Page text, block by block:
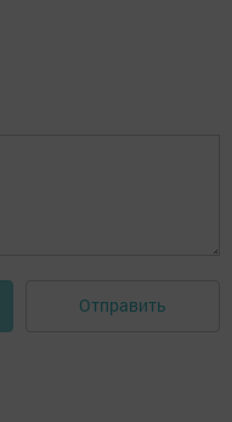
Отправить